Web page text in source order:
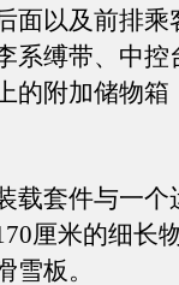
面以及前排乘
系缚带、中控
的附加储物箱
套件与一个
厘米的细长
雪板。